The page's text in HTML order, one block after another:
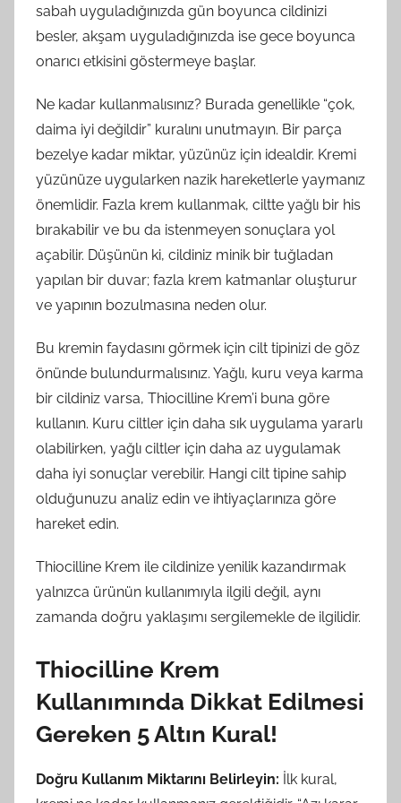
sabah uyguladığınızda gün boyunca cildinizi
besler, akşam uyguladığınızda ise gece boyunca
onarıcı etkisini göstermeye başlar.
Ne kadar kullanmalısınız? Burada genellikle “çok,
daima iyi değildir” kuralını unutmayın. Bir parça
bezelye kadar miktar, yüzünüz için idealdir. Kremi
yüzünüze uygularken nazik hareketlerle yaymanız
önemlidir. Fazla krem kullanmak, ciltte yağlı bir his
bırakabilir ve bu da istenmeyen sonuçlara yol
açabilir. Düşünün ki, cildiniz minik bir tuğladan
yapılan bir duvar; fazla krem katmanlar oluşturur
ve yapının bozulmasına neden olur.
Bu kremin faydasını görmek için cilt tipinizi de göz
önünde bulundurmalısınız. Yağlı, kuru veya karma
bir cildiniz varsa, Thiocilline Krem’i buna göre
kullanın. Kuru ciltler için daha sık uygulama yararlı
olabilirken, yağlı ciltler için daha az uygulamak
daha iyi sonuçlar verebilir. Hangi cilt tipine sahip
olduğunuzu analiz edin ve ihtiyaçlarınıza göre
hareket edin.
Thiocilline Krem ile cildinize yenilik kazandırmak
yalnızca ürünün kullanımıyla ilgili değil, aynı
zamanda doğru yaklaşımı sergilemekle de ilgilidir.
Thiocilline Krem
Kullanımında Dikkat Edilmesi
Gereken 5 Altın Kural!
Doğru Kullanım Miktarını Belirleyin: İlk kural,